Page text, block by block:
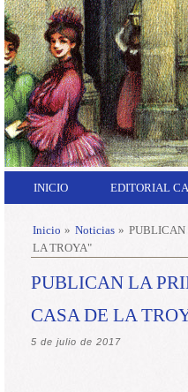
INICIO EDITORIAL
Inicio » Noticias»
LA TROYA"
PUBLICAN LA
CASA DE LA
5 de julio de 2017